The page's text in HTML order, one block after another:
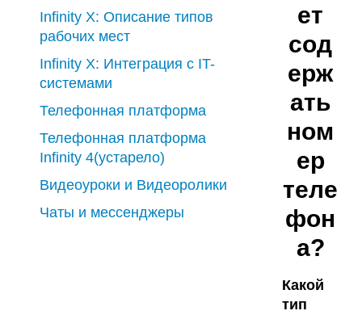
Infinity X: Описание типов
рабочих мест
Infinity X: Интеграция с IT-
системами
Телефонная платформа
Телефонная платформа
Infinity 4(устарело)
Видеоуроки и Видеоролики
Чаты и мессенджеры
ет
сод
ерж
ать
ном
ер
теле
фон
а?
Какой
тип